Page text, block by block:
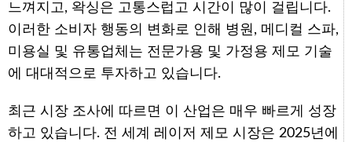
느껴지고, 왁싱은 고통스럽고 시간이 많이 걸립니다.
이러한 소비자 행동의 변화로 인해 병원, 메디컬 스파,
미용실 및 유통업체는 전문가용 및 가정용 제모 기술
에 대대적으로 투자하고 있습니다.
최근 시장 조사에 따르면 이 산업은 매우 빠르게 성장
하고 있습니다. 전 세계 레이저 제모 시장은 2025년에